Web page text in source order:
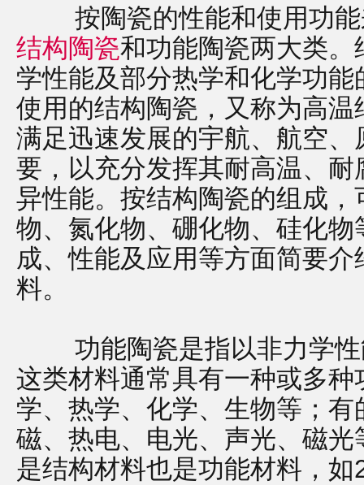
按陶瓷的性能和使用功能
结构陶瓷和功能陶瓷两大类
学性能及部分热学和化学功
使用的结构陶瓷，又称为高
满足迅速发展的宇航、航空
要，以充分发挥其耐高温、
异性能。按结构陶瓷的组成
物、氮化物、硼化物、硅化
成、性能及应用等方面简要
料。
功能陶瓷是指以非力学性
这类材料通常具有一种或多
学、热学、化学、生物等；
磁、热电、电光、声光、磁
是结构材料也是功能材料，